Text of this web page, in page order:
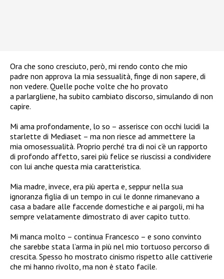
Ora che sono cresciuto, però, mi rendo conto che mio
padre non approva la mia sessualità, finge di non sapere, di
non vedere. Quelle poche volte che ho provato
a parlargliene, ha subito cambiato discorso, simulando di non
capire.
Mi ama profondamente, lo so – asserisce con occhi lucidi la
starlette di Mediaset – ma non riesce ad ammettere la
mia omosessualità. Proprio perché tra di noi c’è un rapporto
di profondo affetto, sarei più felice se riuscissi a condividere
con lui anche questa mia caratteristica.
Mia madre, invece, era più aperta e, seppur nella sua
ignoranza figlia di un tempo in cui le donne rimanevano a
casa a badare alle faccende domestiche e ai pargoli, mi ha
sempre velatamente dimostrato di aver capito tutto.
Mi manca molto – continua Francesco – e sono convinto
che sarebbe stata l’arma in più nel mio tortuoso percorso di
crescita. Spesso ho mostrato cinismo rispetto alle cattiverie
che mi hanno rivolto, ma non è stato facile.